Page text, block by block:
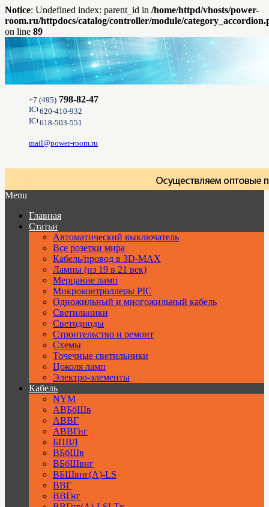
Notice: Undefined index: parent_id in /home/httpd/vhosts/power-
room.ru/httpdocs/catalog/controller/module/
on line 89
+7 (495) 798-82-47
620-410-932
618-503-551
mail@power-room.ru
Menu
Главная
Статьи
Автоматический выключатель
Все розетки мира
Кабель/провод в 3D-MAX
Лампы (из 19 в 21 век)
Мерцание ламп
Микроконтроллеры PIC
Одножильный и многожильный кабель
Светильники
Светодиоды
Строительство и ремонт
Схемы
Точечные светильники
Цоколя ламп
Электро-элементы
Кабель
NYM
АВБбШв
АВВГ
АВВГнг
БПВЛ
ВБбШв
ВБбШвнг
ВБШвнг(А)-LS
ВВГ
ВВГнг